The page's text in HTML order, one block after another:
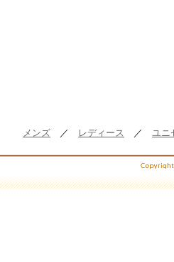
メンズ ／ レディース ／ ユニ